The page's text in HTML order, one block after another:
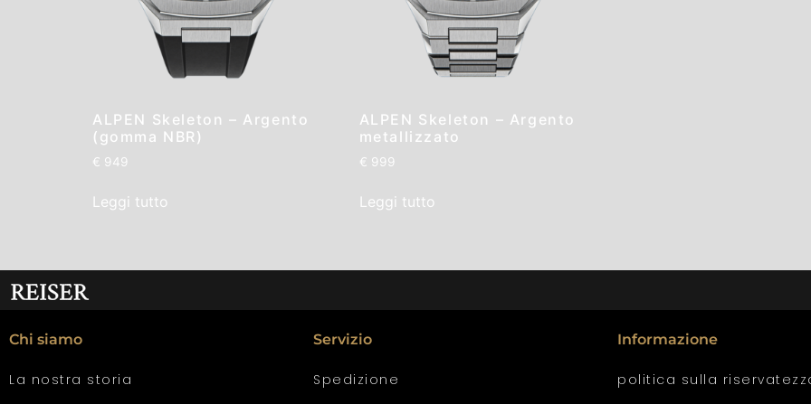
ALPEN Skeleton – Argento
(gomma NBR)
€ 949
Leggi tutto
ALPEN Skeleton – Argento
metallizzato
€ 999
Leggi tutto
Chi siamo
La nostra storia
Servizio
Spedizione
Informazione
politica sulla